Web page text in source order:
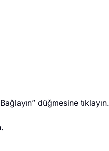
düğmesine tıklayın.